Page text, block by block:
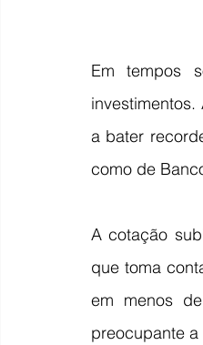
Em tempos
a bater
como de
A cotação
que toma
em menos
preocupante